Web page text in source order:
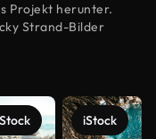
Projekt herunter.
Strand-Bilder
iStock